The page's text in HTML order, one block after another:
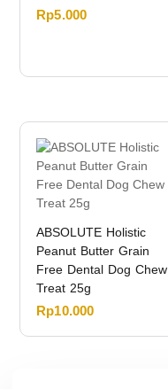
Rp5.000
ABSOLUTE Holistic
Peanut Butter Grain
Free Dental Dog Chew
Treat 25g
Rp10.000